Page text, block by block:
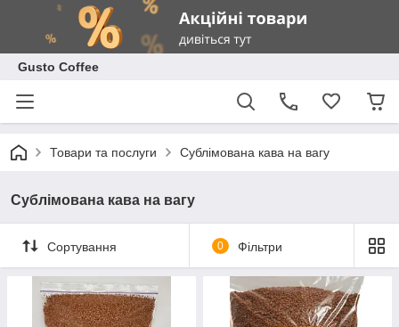
Gusto Coffee
Товари та послуги Сублімована кава на вагу
Сублімована кава на вагу
Сортування 0 Фільтри